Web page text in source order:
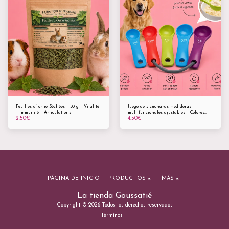
Feuilles d’ ortie Séchées – 50 g – Vitalité
– Immunité – Articulations
2.50€
Juego de 5 cucharas medidoras
multifuncionales ajustables – Colores
sorpresa
4.50€
La tienda Goussatié
Copyright © 2026 Todos los derechos reservados
Términos
PÁGINA DE INICIO PRODUCTOS MÁS